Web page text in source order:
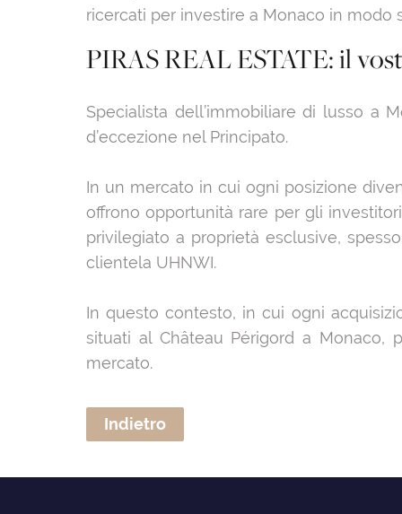
ricercati per investire a Monaco in modo
PIRAS REAL ESTATE: il
Specialista dell’immobiliare di lusso a
d’eccezione nel Principato.
In un mercato in cui ogni posizione
offrono opportunità rare per gli
privilegiato a proprietà esclusive,
clientela UHNWI.
In questo contesto, in cui ogni
situati al Château Périgord a Monaco,
mercato.
Indietro